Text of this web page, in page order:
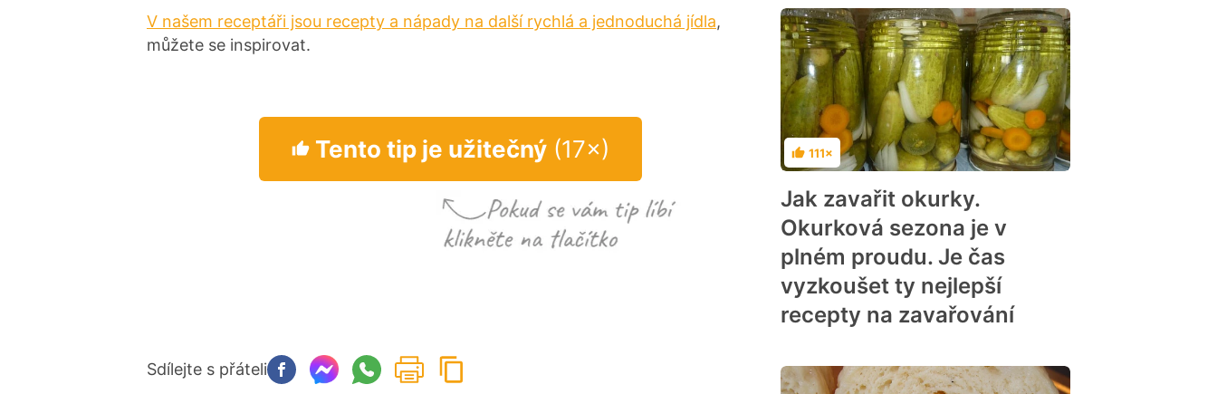
V našem receptáři jsou recepty a nápady na další rychlá a jednoduchá jídla,
můžete se inspirovat.
Tento tip je užitečný(17×)
Sdílejte s přáteli
Hodnocení
111×
Jak zavařit okurky.
Okurková sezona je v
plném proudu. Je čas
vyzkoušet ty nejlepší
recepty na zavařování